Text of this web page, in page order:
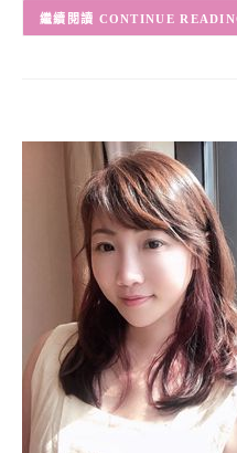
CONTINUE